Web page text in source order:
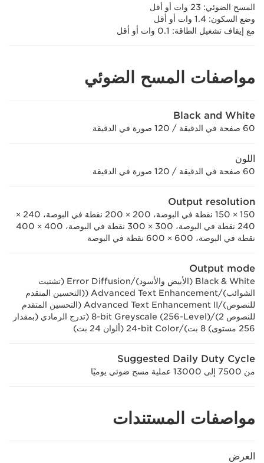
المسح الضوئي: 23 وات أو أقل
وضع السكون: 1.4 وات أو أقل
مع إيقاف تشغيل الطاقة: 0.1 وات أو أقل
مواصفات المسح الضوئي
Black and White
60 صفحة في الدقيقة / 120 صورة في الدقيقة
اللون
60 صفحة في الدقيقة / 120 صورة في الدقيقة
Output resolution
150 × 150 نقطة في البوصة، 200 × 200 نقطة في البوصة، 240 ×
240 نقطة في البوصة، 300 × 300 نقطة في البوصة، 400 × 400
نقطة في البوصة، 600 × 600 نقطة في البوصة
Output mode
Black & White (الأبيض والأسود)/Error Diffusion (تشتيت
الشوائب)/Advanced Text Enhancement ((التحسين المتقدم
للنصوص)/Advanced Text Enhancement II (التحسين المتقدم
للنصوص 2)/8‎-bit Greyscale (256-Level)‎ (تدرج الرمادي (بمقدار
256 مستوى) 8 بت)/24‎-bit Color (ألوان 24 بت)
Suggested Daily Duty Cycle
من 7500 إلى 13000 عملية مسح ضوئي يوميًا
مواصفات المستندات
العرض